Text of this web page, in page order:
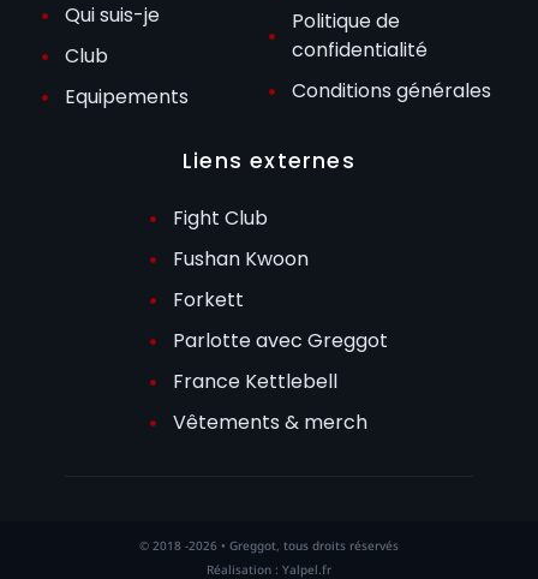
Qui suis-je
Club
Equipements
Politique de
confidentialité
Conditions générales
Liens externes
Fight Club
Fushan Kwoon
Forkett
Parlotte avec Greggot
France Kettlebell
Vêtements & merch
© 2018 -2026 • Greggot, tous droits réservés
Réalisation : Yalpel.fr